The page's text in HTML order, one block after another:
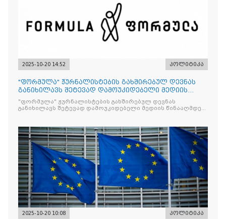
2025-10-20 14:52 პოლიტიკა
"ფორმულა" ჟურნალისტების გახშირებულ დევნას
განიხილავს შეტევად დამოუკიდებელი მედიის
წინააღმდ
"ფორმულა" ჟურნალისტების გახშირებულ დევნას
განიხილავს შეტევად დამოუკიდებელი მედიის წინააღმდეგ,
2025-10-20 10:08 პოლიტიკა